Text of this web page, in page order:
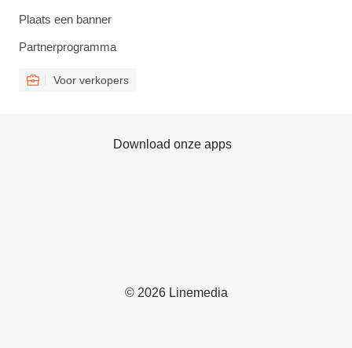
Plaats een banner
Partnerprogramma
Voor verkopers
© 2026 Linemedia
Download onze apps